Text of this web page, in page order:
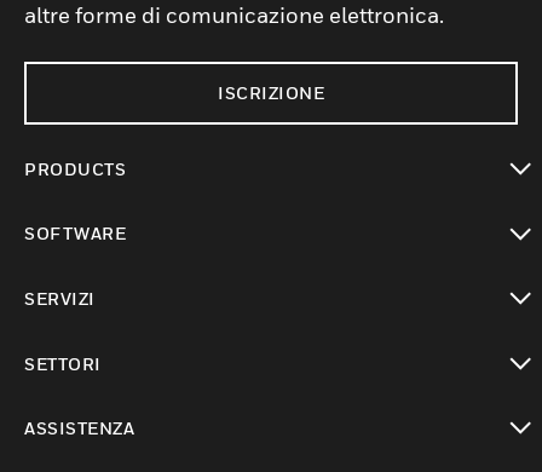
altre forme di comunicazione elettronica.
ISCRIZIONE
PRODUCTS
SOFTWARE
SERVIZI
SETTORI
ASSISTENZA